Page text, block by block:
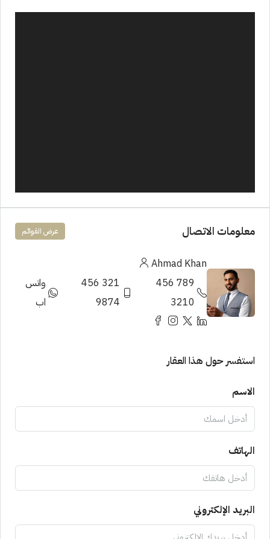
معلومات الاتصال عرض القوائم
Ahmad Khan
789 456
3210
321 456
9874
واتس
اب
استفسر حول هذا العقار
الاسم
الهاتف
البريد الإلكتروني